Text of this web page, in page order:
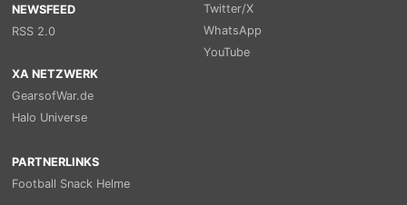
NEWSFEED
RSS 2.0
Twitter/X
WhatsApp
YouTube
XA NETZWERK
GearsofWar.de
Halo Universe
PARTNERLINKS
Football Snack Helme